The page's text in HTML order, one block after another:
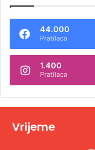
n
t
v
44.000
Pratilaca
1.400
Pratilaca
Vrijeme